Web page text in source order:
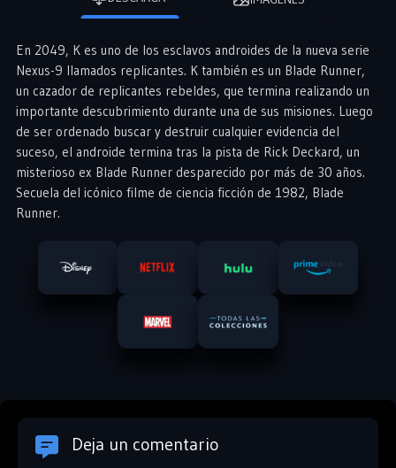
En 2049, K es uno de los esclavos androides de la nueva serie
Nexus-9 llamados replicantes. K también es un Blade Runner,
un cazador de replicantes rebeldes, que termina realizando un
importante descubrimiento durante una de sus misiones. Luego
de ser ordenado buscar y destruir cualquier evidencia del
suceso, el androide termina tras la pista de Rick Deckard, un
misterioso ex Blade Runner desparecido por más de 30 años.
Secuela del icónico filme de ciencia ficción de 1982, Blade
Runner.
Deja un comentario